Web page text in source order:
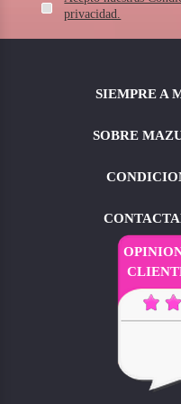
privacidad.
SIEMPRE A
SOBRE